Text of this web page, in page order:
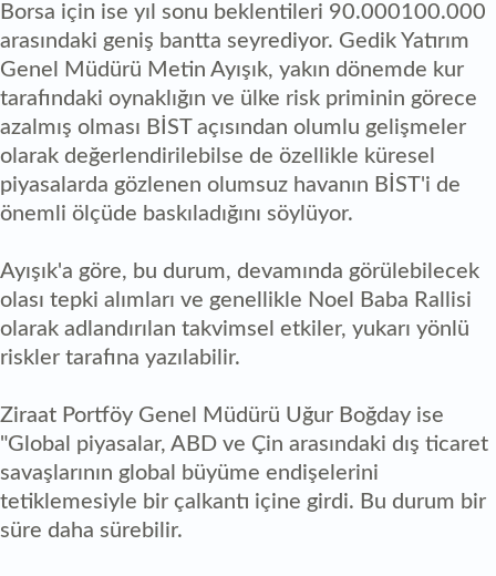
Borsa için ise yıl sonu beklentileri 90.000100.000
arasındaki geniş bantta seyrediyor. Gedik Yatırım
Genel Müdürü Metin Ayışık, yakın dönemde kur
tarafındaki oynaklığın ve ülke risk priminin görece
azalmış olması BİST açısından olumlu gelişmeler
olarak değerlendirilebilse de özellikle küresel
piyasalarda gözlenen olumsuz havanın BİST'i de
önemli ölçüde baskıladığını söylüyor.
Ayışık'a göre, bu durum, devamında görülebilecek
olası tepki alımları ve genellikle Noel Baba Rallisi
olarak adlandırılan takvimsel etkiler, yukarı yönlü
riskler tarafına yazılabilir.
Ziraat Portföy Genel Müdürü Uğur Boğday ise
"Global piyasalar, ABD ve Çin arasındaki dış ticaret
savaşlarının global büyüme endişelerini
tetiklemesiyle bir çalkantı içine girdi. Bu durum bir
süre daha sürebilir.